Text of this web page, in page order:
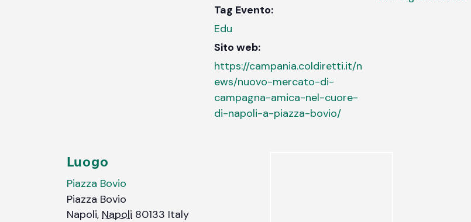
Tag Evento:
Edu
Sito web:
https://campania.coldiretti.it/n
ews/nuovo-mercato-di-
campagna-amica-nel-cuore-
di-napoli-a-piazza-bovio/
Luogo
Piazza Bovio
Piazza Bovio
Napoli, Napoli 80133 Italy